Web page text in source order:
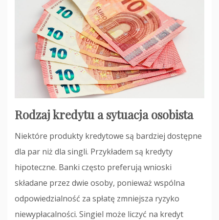
Rodzaj kredytu a sytuacja osobista
Niektóre produkty kredytowe są bardziej dostępne
dla par niż dla singli. Przykładem są kredyty
hipoteczne. Banki często preferują wnioski
składane przez dwie osoby, ponieważ wspólna
odpowiedzialność za spłatę zmniejsza ryzyko
niewypłacalności. Singiel może liczyć na kredyt